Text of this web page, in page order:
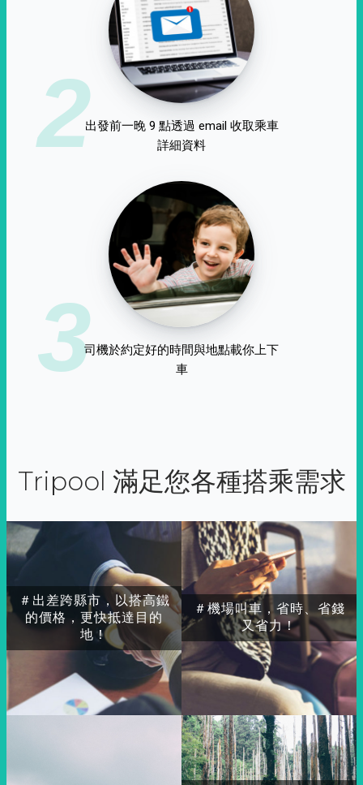
2出發前一晚 9 點透過 email 收取乘車
詳細資料
3司機於約定好的時間與地點載你上下
車
Tripool 滿足您各種搭乘需求
＃出差跨縣市，以搭高鐵
的價格，更快抵達目的
地！
＃機場叫車，省時、省錢
又省力！